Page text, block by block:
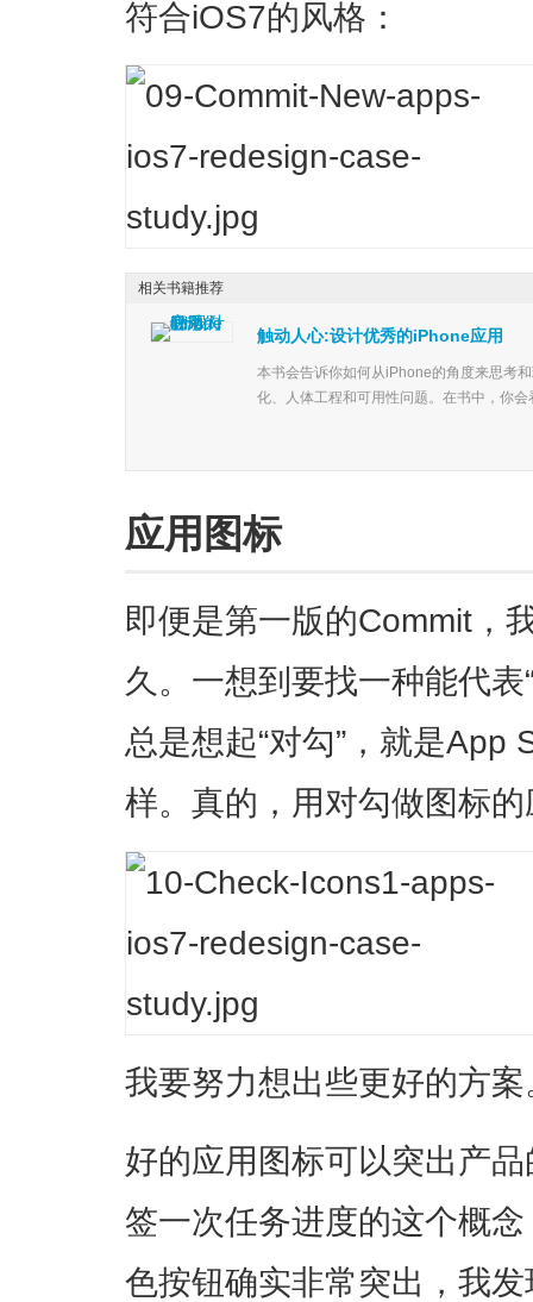
符合iOS7的风格：
触动人心:设计优秀的iPhone应用
本书会告诉你如何从iPhone的角度来思考
化、人体工程和可用性问题。在书中，你
相关书籍推荐
应用图标
即便是第一版的Commit，
久。一想到要找一种能代
总是想起“对勾”，就是App
样。真的，用对勾做图标
我要努力想出些更好的方案
好的应用图标可以突出产
签一次任务进度的这个概
色按钮确实非常突出，我